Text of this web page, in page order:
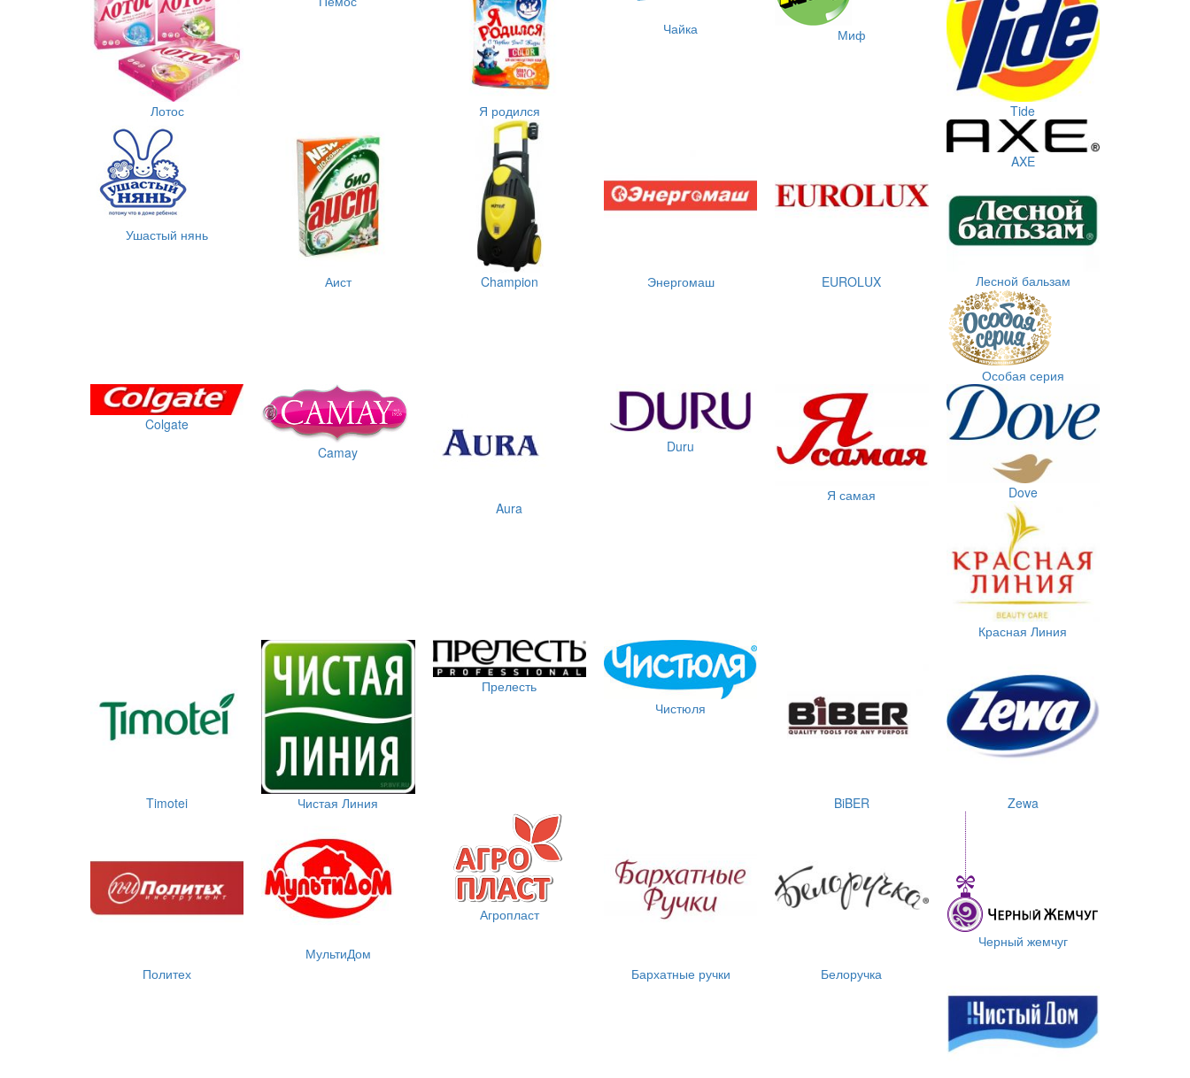
Лотос Я родился
Чайка Миф
Tide
Ушастый нянь
Аист Champion Энергомаш EUROLUX
AXE
Лесной бальзам
Особая серия
Colgate
Camay
Aura
Duru
Я самая Dove
Красная Линия
Timotei Чистая Линия
Прелесть
Чистюля
BiBER Zewa
Политех
МультиДом
Агропласт
Бархатные ручки Белоручка
Черный жемчуг